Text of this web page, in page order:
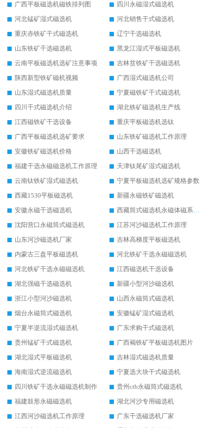
广西平板磁选机磁铁排列图
四川永磁湿式磁选机
河北锰矿湿式磁选机
河北销售干式磁选机
重庆赤铁矿干式磁选机
辽宁干选磁选机
山东铁矿干选磁选机
黑龙江湿式平板磁选机
云南平板磁选机选矿注意事项
吉林贫铁矿干选磁选机
陕西新型铁矿磁机视频
广西湿式磁选机公司
山东湿式磁选机质量
宁夏磁铁矿干式磁选机
四川干式磁选机介绍
湖北铁矿磁选机生产线
江西磁铁矿干选设备
重庆平板磁选机选钛
广西平板磁选机选矿要求
山东铁矿磁选机工作原理
安徽铁矿磁选机价格
山西干选磁选机
福建干选永磁磁选机工作原理
天津钛尾矿湿式磁选机
云南钛铁矿湿式磁选机
宁夏平板磁选机选矿规格参数
西藏1530平板磁选机
新疆永磁铁矿磁选机
安徽永磁干选磁选机
西藏筒式磁选机永磁体磁系设计
沈阳营口永磁筒式磁选机
江苏河沙磁选机工作原理
山东河沙磁选机厂家
吉林高梯度平板磁选机
内蒙古三盘平板磁选机
河北铁矿干选永磁磁选机
河北铁矿干选永磁磁选机
江西磁选机干选设备
湖北强磁干选磁选机
新疆小型河沙磁选机
浙江小型河沙磁选机
山西永磁筒式磁选机
烟台永磁筒式磁选机
安徽锰矿湿式磁选机
宁夏半逆流湿式磁选机
广东求购干式磁选机
贵州锰矿干式磁选机
广西褐铁矿平板磁选机图片
湖北湿式平板磁选机
吉林湿式磁选机质量
海南湿式逆流磁选机
宁夏选大块干式磁选机
四川铁矿干选永磁磁选机制作
贵州ctb永磁筒式磁选机
福建鼓形永磁磁选机
湖北河沙专用磁选机
江西河沙磁选机工作原理
广东干选磁选机厂家